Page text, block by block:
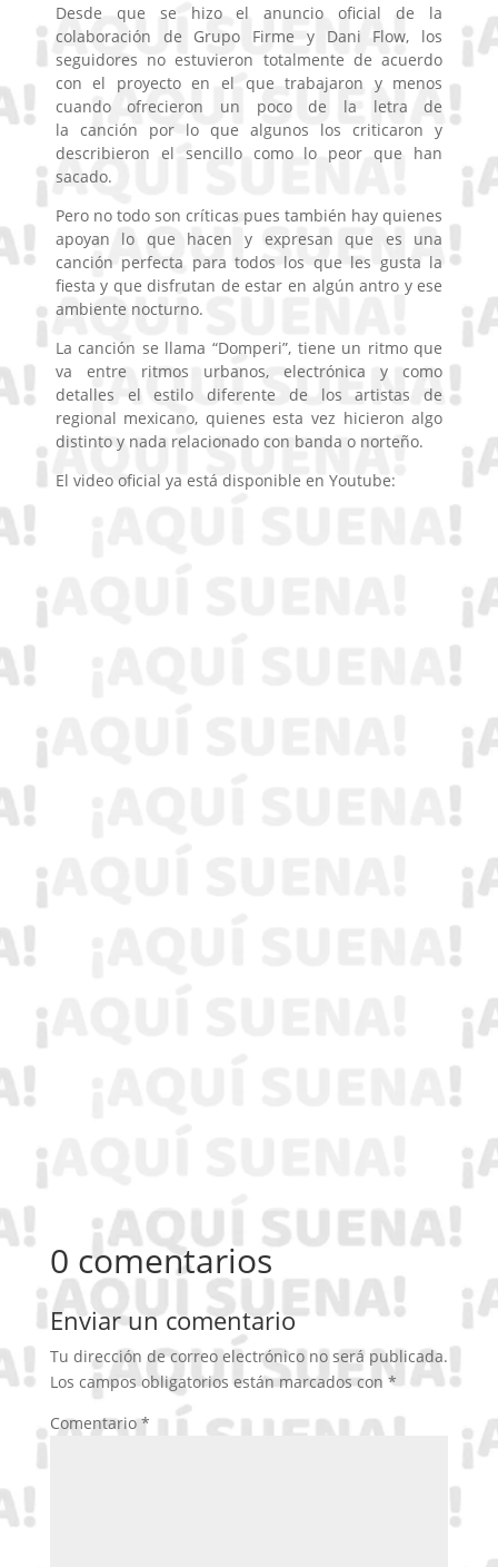
Desde que se hizo el anuncio oficial de la
colaboración de Grupo Firme y Dani Flow, los
seguidores no estuvieron totalmente de acuerdo
con el proyecto en el que trabajaron y menos
cuando ofrecieron un poco de la letra de
la canción
por lo que algunos los criticaron y
describieron el sencillo como lo peor que han
sacado.
Pero no todo son críticas pues también hay quienes
apoyan lo que hacen y expresan que es una
canción perfecta para todos los que les gusta la
fiesta y que disfrutan de estar en algún antro y ese
ambiente nocturno.
La canción se llama “Domperi”, tiene un ritmo que
va entre ritmos urbanos, electrónica y como
detalles el estilo diferente de los artistas de
regional mexicano, quienes esta vez hicieron algo
distinto y nada relacionado con banda o norteño.
El video oficial ya está disponible en Youtube:
0 comentarios
Enviar un comentario
Tu dirección de correo electrónico no será publicada.
Los campos obligatorios están marcados con *
Comentario*